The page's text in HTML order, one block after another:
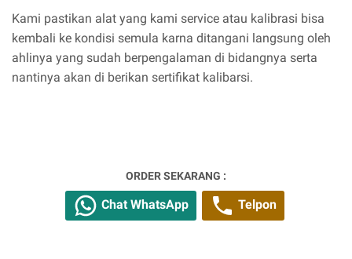
Kami pastikan alat yang kami service atau kalibrasi bisa
kembali ke kondisi semula karna ditangani langsung oleh
ahlinya yang sudah berpengalaman di bidangnya serta
nantinya akan di berikan sertifikat kalibarsi.
ORDER SEKARANG :
Chat WhatsApp Telpon